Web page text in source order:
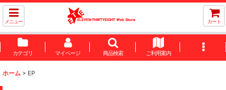
メニュー カート
カテゴリ マイページ 商品検索 ご利用案内
ホーム > EP